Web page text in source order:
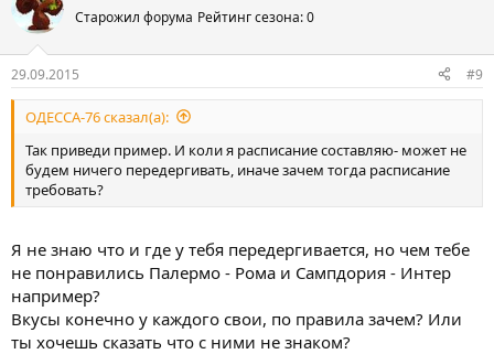
Старожил форума Рейтинг сезона: 0
29.09.2015 #9
ОДЕССА-76 сказал(а):
Так приведи пример. И коли я расписание составляю- может не
будем ничего передергивать, иначе зачем тогда расписание
требовать?
Я не знаю что и где у тебя передергивается, но чем тебе
не понравились Палермо - Рома и Сампдория - Интер
например?
Вкусы конечно у каждого свои, по правила зачем? Или
ты хочешь сказать что с ними не знаком?